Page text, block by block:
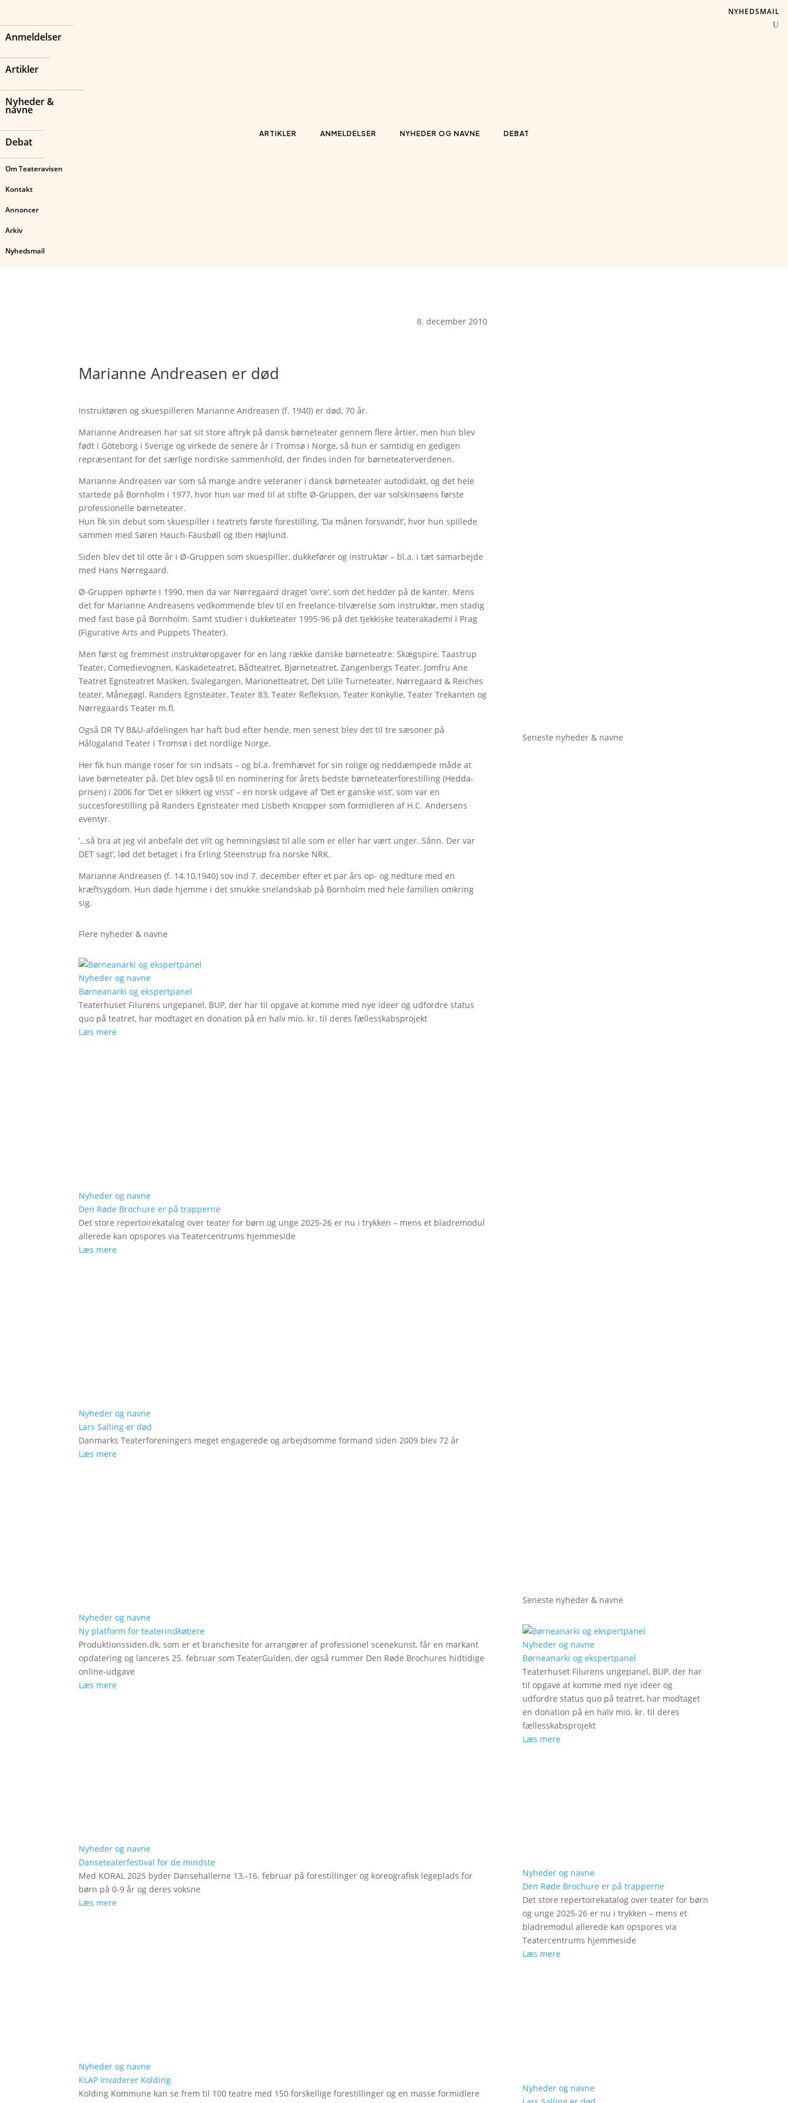
Anmeldelser
Artikler
Nyheder &
navne
Debat
Om Teateravisen
Kontakt
Annoncer
Arkiv
Nyhedsmail
ARTIKLER ANMELDELSER NYHEDER OG NAVNE DEBAT
NYHEDSMAIL
8. december 2010
Marianne Andreasen er død
Instruktøren og skuespilleren Marianne Andreasen (f. 1940) er død, 70 år.
Marianne Andreasen har sat sit store aftryk på dansk børneteater gennem flere årtier, men hun blev
født i Göteborg i Sverige og virkede de senere år i Tromsø i Norge, så hun er samtidig en gedigen
repræsentant for det særlige nordiske sammenhold, der findes inden for børneteaterverdenen.
Marianne Andreasen var som så mange andre veteraner i dansk børneteater autodidakt, og det hele
startede på Bornholm i 1977, hvor hun var med til at stifte Ø-Gruppen, der var solskinsøens første
professionelle børneteater.
Hun fik sin debut som skuespiller i teatrets første forestilling, ’Da månen forsvandt’, hvor hun spillede
sammen med Søren Hauch-Fausbøll og Iben Højlund.
Siden blev det til otte år i Ø-Gruppen som skuespiller, dukkefører og instruktør – bl.a. i tæt samarbejde
med Hans Nørregaard.
Ø-Gruppen ophørte i 1990, men da var Nørregaard draget ’ovre’, som det hedder på de kanter. Mens
det for Marianne Andreasens vedkommende blev til en freelance-tilværelse som instruktør, men stadig
med fast base på Bornholm. Samt studier i dukketeater 1995-96 på det tjekkiske teaterakademi i Prag
(Figurative Arts and Puppets Theater).
Men først og fremmest instruktøropgaver for en lang række danske børneteatre: Skægspire, Taastrup
Teater, Comedievognen, Kaskadeteatret, Bådteatret, Bjørneteatret, Zangenbergs Teater, Jomfru Ane
Teatret Egnsteatret Masken, Svalegangen, Marionetteatret, Det Lille Turneteater, Nørregaard & Reiches
teater, Månegøgl, Randers Egnsteater, Teater 83, Teater Refleksion, Teater Konkylie, Teater Trekanten og
Nørregaards Teater m.fl.
Også DR TV B&U-afdelingen har haft bud efter hende, men senest blev det til tre sæsoner på
Hålogaland Teater i Tromsø i det nordlige Norge.
Her fik hun mange roser for sin indsats – og bl.a. fremhævet for sin rolige og neddæmpede måde at
lave børneteater på. Det blev også til en nominering for årets bedste børneteaterforestilling (Hedda-
prisen) i 2006 for ’Det er sikkert og visst’ – en norsk udgave af ’Det er ganske vist’, som var en
succesforestilling på Randers Egnsteater med Lisbeth Knopper som formidleren af H.C. Andersens
eventyr.
’…så bra at jeg vil anbefale det vilt og hemningsløst til alle som er eller har vært unger. Sånn. Der var
DET sagt’, lød det betaget i fra Erling Steenstrup fra norske NRK.
Marianne Andreasen (f. 14.10,1940) sov ind 7. december efter et par års op- og nedture med en
kræftsygdom. Hun døde hjemme i det smukke snelandskab på Bornholm med hele familien omkring
sig.
Flere nyheder & navne
Nyheder og navne
Børneanarki og ekspertpanel
Teaterhuset Filurens ungepanel, BUP, der har til opgave at komme med nye ideer og udfordre status
quo på teatret, har modtaget en donation på en halv mio. kr. til deres fællesskabsprojekt
Læs mere
Nyheder og navne
Den Røde Brochure er på trapperne
Det store repertoirekatalog over teater for børn og unge 2025-26 er nu i trykken – mens et bladremodul
allerede kan opspores via Teatercentrums hjemmeside
Læs mere
Nyheder og navne
Lars Salling er død
Danmarks Teaterforeningers meget engagerede og arbejdsomme formand siden 2009 blev 72 år
Læs mere
Nyheder og navne
Ny platform for teaterindkøbere
Produktionssiden.dk, som er et branchesite for arrangører af professionel scenekunst, får en markant
opdatering og lanceres 25. februar som TeaterGuiden, der også rummer Den Røde Brochures hidtidige
online-udgave
Læs mere
Nyheder og navne
Danseteaterfestival for de mindste
Med KORAL 2025 byder Dansehallerne 13.-16. februar på forestillinger og koreografisk legeplads for
børn på 0-9 år og deres voksne
Læs mere
Nyheder og navne
KLAP invaderer Kolding
Kolding Kommune kan se frem til 100 teatre med 150 forskellige forestillinger og en masse formidlere
Seneste nyheder & navne
Seneste nyheder & navne
Nyheder og navne
Børneanarki og ekspertpanel
Teaterhuset Filurens ungepanel, BUP, der har
til opgave at komme med nye ideer og
udfordre status quo på teatret, har modtaget
en donation på en halv mio. kr. til deres
fællesskabsprojekt
Læs mere
Nyheder og navne
Den Røde Brochure er på trapperne
Det store repertoirekatalog over teater for børn
og unge 2025-26 er nu i trykken – mens et
bladremodul allerede kan opspores via
Teatercentrums hjemmeside
Læs mere
Nyheder og navne